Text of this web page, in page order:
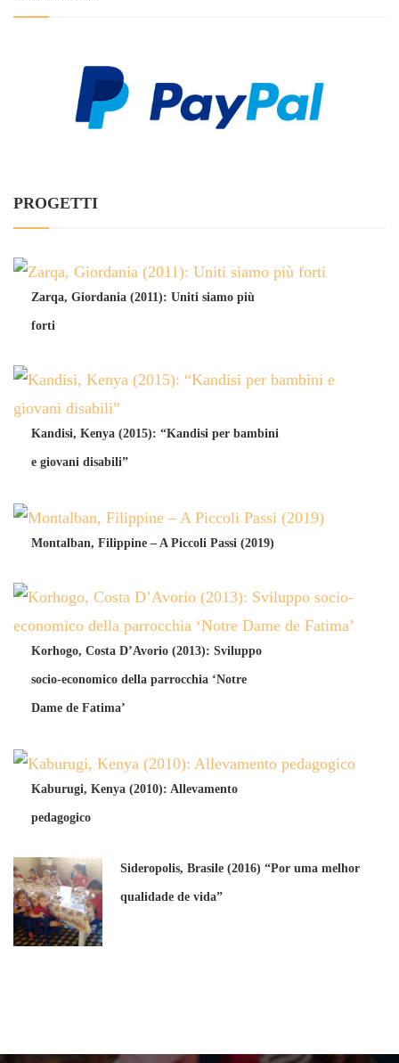
PROGETTI
Zarqa, Giordania (2011): Uniti siamo più
forti
Kandisi, Kenya (2015): “Kandisi per bambini
e giovani disabili”
Montalban, Filippine – A Piccoli Passi (2019)
Korhogo, Costa D’Avorio (2013): Sviluppo
socio-economico della parrocchia ‘Notre
Dame de Fatima’
Kaburugi, Kenya (2010): Allevamento
pedagogico
Sideropolis, Brasile (2016) “Por uma melhor
qualidade de vida”